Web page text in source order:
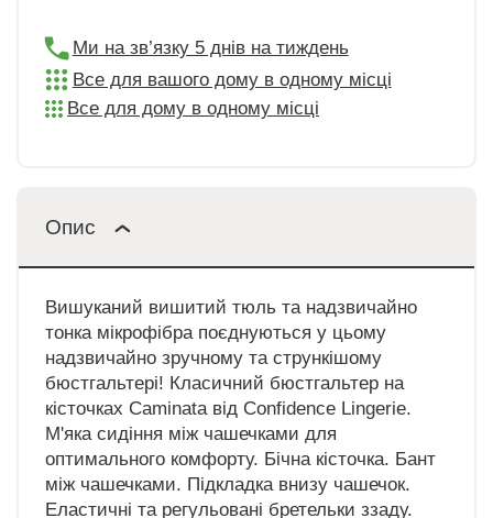
Ми на зв’язку 5 днів на тиждень
Все для вашого дому в одному місці
Все для дому в одному місці
Опис
Вишуканий вишитий тюль та надзвичайно
тонка мікрофібра поєднуються у цьому
надзвичайно зручному та стрункішому
бюстгальтері! Класичний бюстгальтер на
кісточках Caminata від Confidence Lingerie.
М'яка сидіння між чашечками для
оптимального комфорту. Бічна кісточка. Бант
між чашечками. Підкладка внизу чашечок.
Еластичні та регульовані бретельки ззаду.